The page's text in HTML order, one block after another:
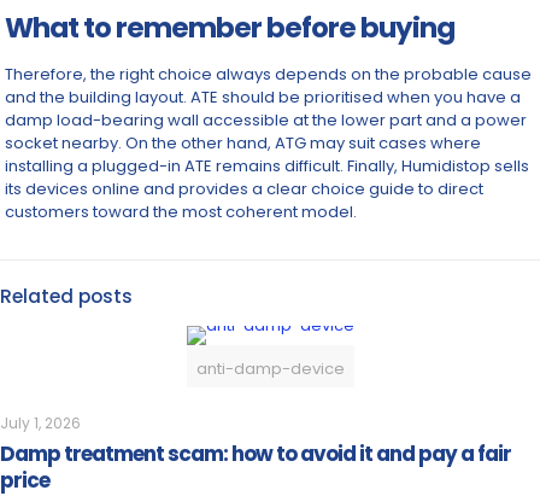
What to remember before buying
Therefore, the right choice always depends on the probable cause
and the building layout. ATE should be prioritised when you have a
damp load-bearing wall accessible at the lower part and a power
socket nearby. On the other hand, ATG may suit cases where
installing a plugged-in ATE remains difficult. Finally, Humidistop sells
its devices online and provides a clear choice guide to direct
customers toward the most coherent model.
Related posts
anti-damp-device
July 1, 2026
Damp treatment scam: how to avoid it and pay a fair
price